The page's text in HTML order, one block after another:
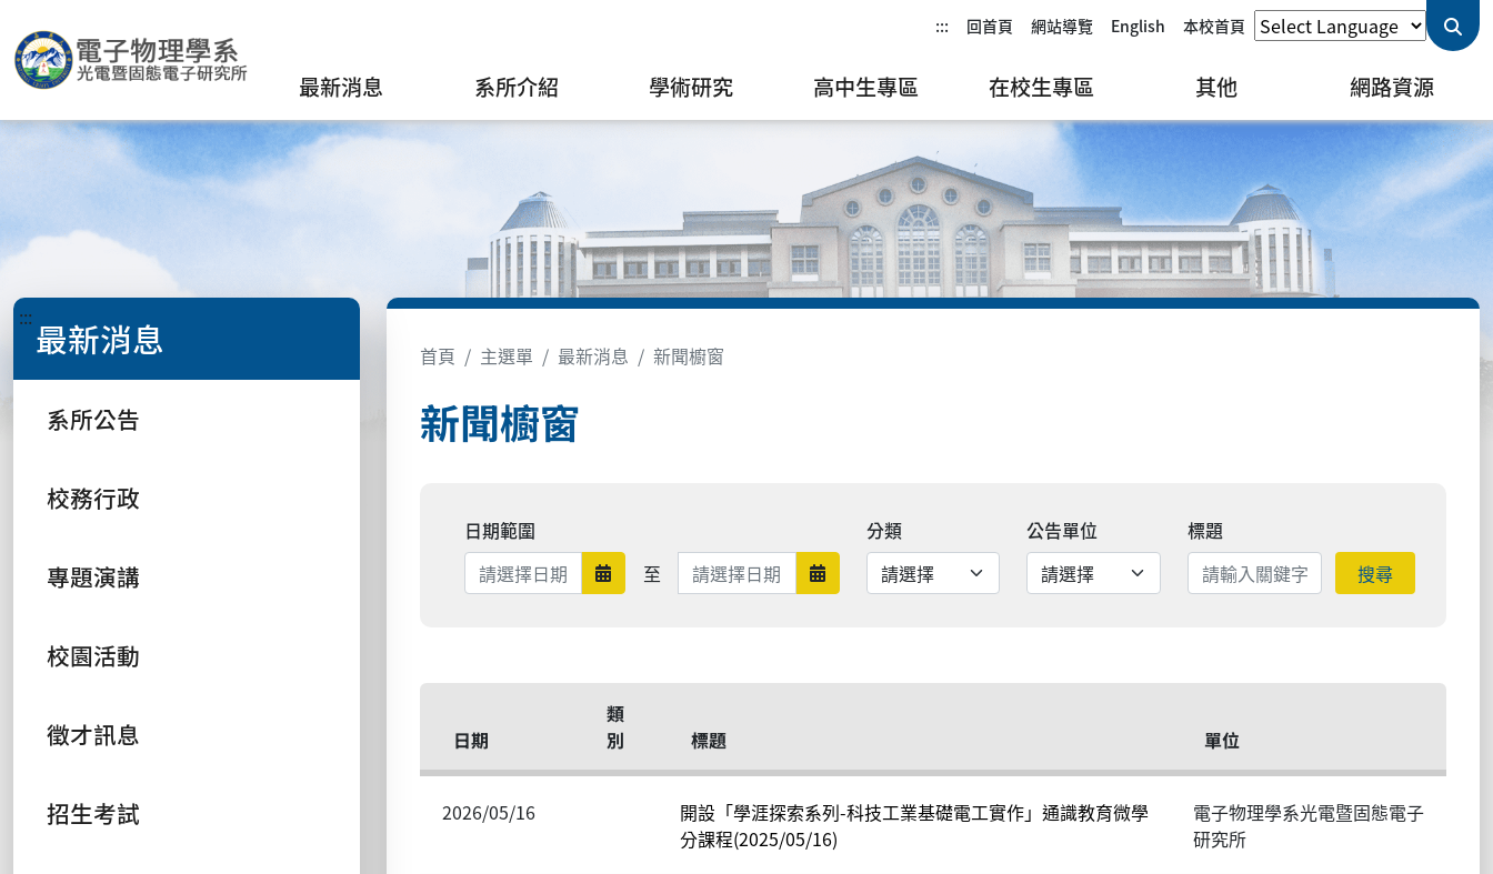
::: 回首頁 網站導覽 English 本校首頁
最新消息 系所介紹 學術研究 高中生專區 在校生專區 其他 網路資源
::: 最新消息
系所公告
校務行政
專題演講
校園活動
徵才訊息
招生考試
首頁 主選單 最新消息 新聞櫥窗
新聞櫥窗
日期範圍
日期範圍開始
至 日期範圍結束 日期範圍結束
分類 公告單位
標題
搜尋
日期
類
別
標題 單位
2026/05/16
開設「學涯探索系列-科技工業基礎電工實作」通識教育微學
分課程(2025/05/16)
電子物理學系光電暨固態電子
研究所